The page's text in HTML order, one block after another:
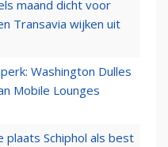
maand dicht voor
Transavia wijken uit
Washington Dulles
Mobile Lounges
Schiphol als best